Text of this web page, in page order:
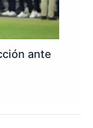
ante